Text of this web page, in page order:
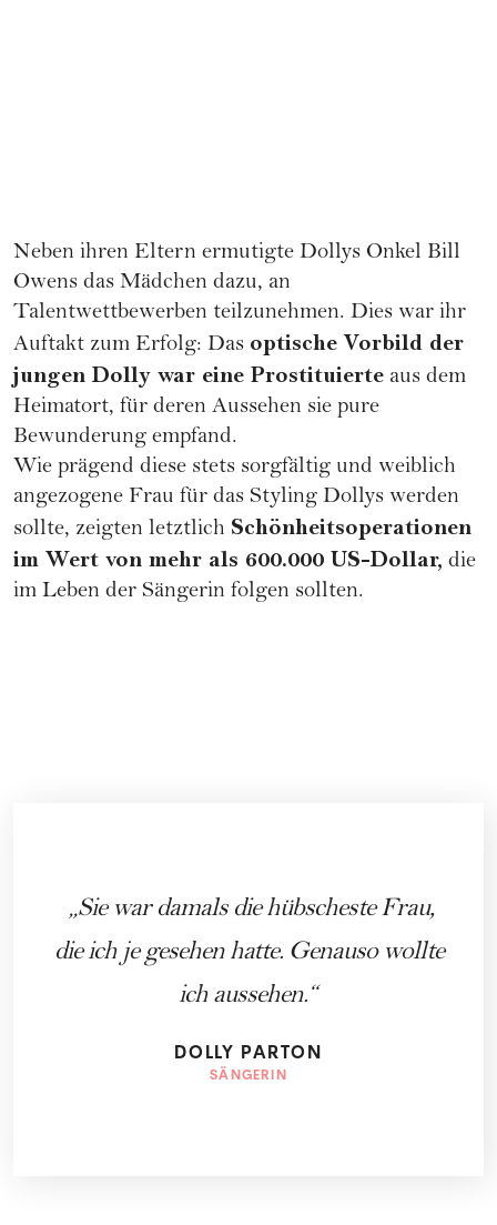
Neben ihren Eltern ermutigte Dollys Onkel Bill
Owens das Mädchen dazu, an
Talentwettbewerben teilzunehmen. Dies war ihr
Auftakt zum Erfolg: Das optische Vorbild der
jungen Dolly war eine Prostituierte aus dem
Heimatort, für deren Aussehen sie pure
Bewunderung empfand.
Wie prägend diese stets sorgfältig und weiblich
angezogene Frau für das Styling Dollys werden
sollte, zeigten letztlich Schönheitsoperationen
im Wert von mehr als 600.000 US-Dollar, die
im Leben der Sängerin folgen sollten.
Sie war damals die hübscheste Frau,
die ich je gesehen hatte. Genauso wollte
ich aussehen.
DOLLY PARTON
SÄNGERIN